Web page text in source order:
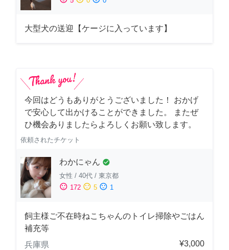
大型犬の送迎【ケージに入っています】
今回はどうもありがとうございました！ おかげ
で安心して出かけることができました。 またぜ
ひ機会ありましたらよろしくお願い致します。
依頼されたチケット
わかにゃん check_circle
女性 / 40代 / 東京都
sentiment_satisfied 172 sentiment_neutral 5 sentiment_dissatisfied 1
飼主様ご不在時ねこちゃんのトイレ掃除やごはん
補充等
兵庫県
¥3,000